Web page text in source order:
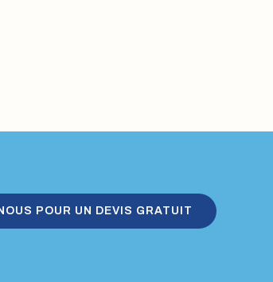
POUR UN DEVIS GRATUIT